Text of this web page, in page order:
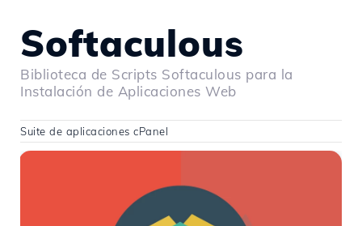
Softaculous
Biblioteca de Scripts Softaculous para la
Instalación de Aplicaciones Web
Suite de aplicaciones cPanel